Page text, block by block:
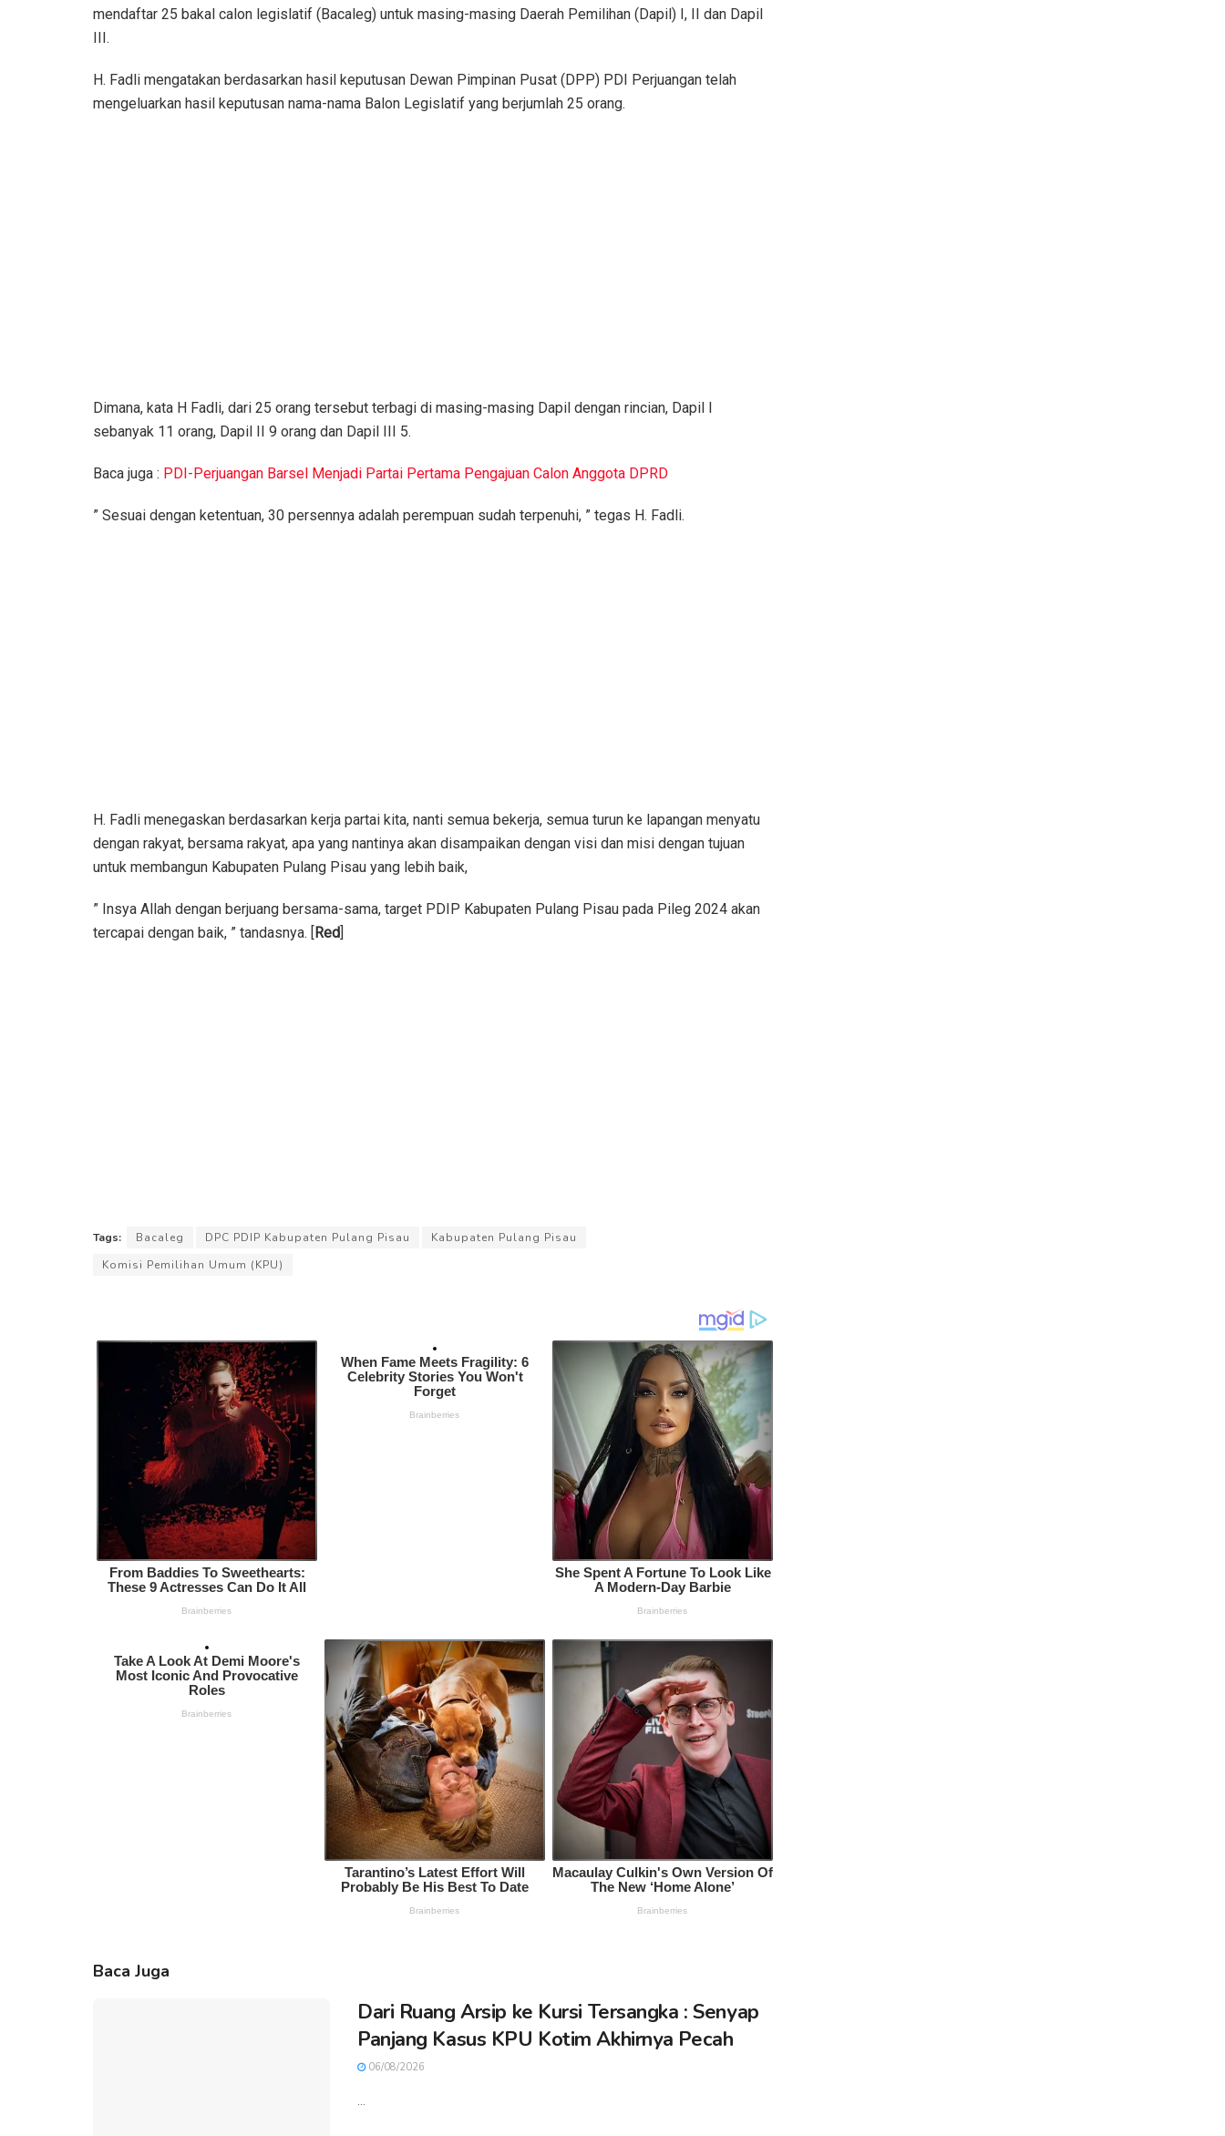
mendaftar 25 bakal calon legislatif (Bacaleg) untuk masing-masing Daerah Pemilihan (Dapil) I, II dan Dapil
III.
H. Fadli mengatakan berdasarkan hasil keputusan Dewan Pimpinan Pusat (DPP) PDI Perjuangan telah
mengeluarkan hasil keputusan nama-nama Balon Legislatif yang berjumlah 25 orang.
Dimana, kata H Fadli, dari 25 orang tersebut terbagi di masing-masing Dapil dengan rincian, Dapil I
sebanyak 11 orang, Dapil II 9 orang dan Dapil III 5.
Baca juga : PDI-Perjuangan Barsel Menjadi Partai Pertama Pengajuan Calon Anggota DPRD
” Sesuai dengan ketentuan, 30 persennya adalah perempuan sudah terpenuhi, ” tegas H. Fadli.
H. Fadli menegaskan berdasarkan kerja partai kita, nanti semua bekerja, semua turun ke lapangan menyatu
dengan rakyat, bersama rakyat, apa yang nantinya akan disampaikan dengan visi dan misi dengan tujuan
untuk membangun Kabupaten Pulang Pisau yang lebih baik,
” Insya Allah dengan berjuang bersama-sama, target PDIP Kabupaten Pulang Pisau pada Pileg 2024 akan
tercapai dengan baik, ” tandasnya. [Red]
Tags: Bacaleg DPC PDIP Kabupaten Pulang Pisau
Kabupaten Pulang Pisau
Komisi Pemilihan Umum (KPU)
Baca Juga
Dari Ruang Arsip ke Kursi Tersangka : Senyap
Panjang Kasus KPU Kotim Akhirnya Pecah
06/08/2026